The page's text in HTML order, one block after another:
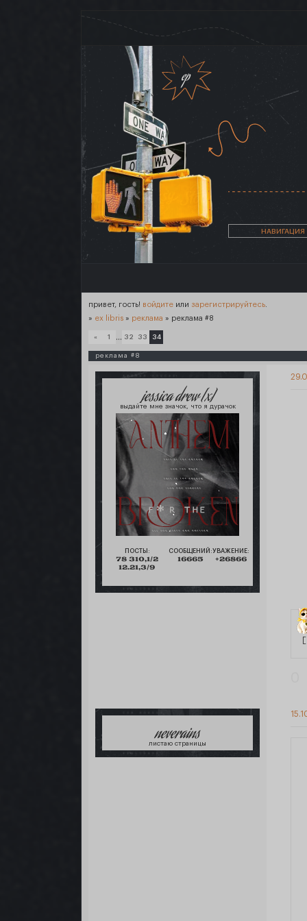
НАВИГАЦИЯ
привет, гость! войдите или зарегистрируйтесь
» ex libris » реклама » реклама #8
« 1 … 32 33 34
реклама #8
jessica drew [x]
выдайте мне значок, что я дурачок
ПОСТЫ:
78 310,1/2
12.21,3/9
СООБЩЕНИЙ:
16665
УВАЖЕНИЕ:
+26866
neverains
листаю страницы